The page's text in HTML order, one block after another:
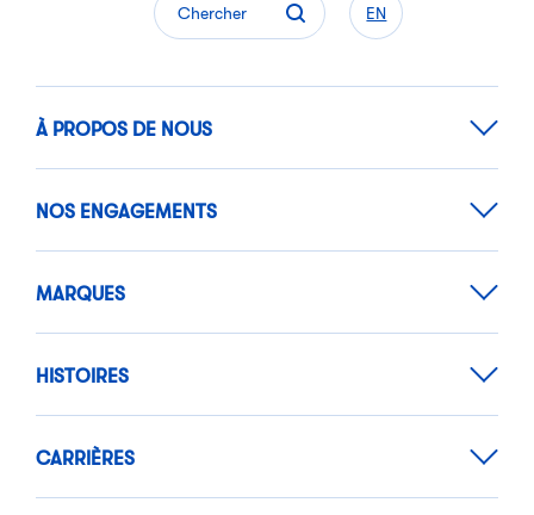
Chercher EN
À PROPOS DE NOUS
NOS ENGAGEMENTS
MARQUES
HISTOIRES
CARRIÈRES